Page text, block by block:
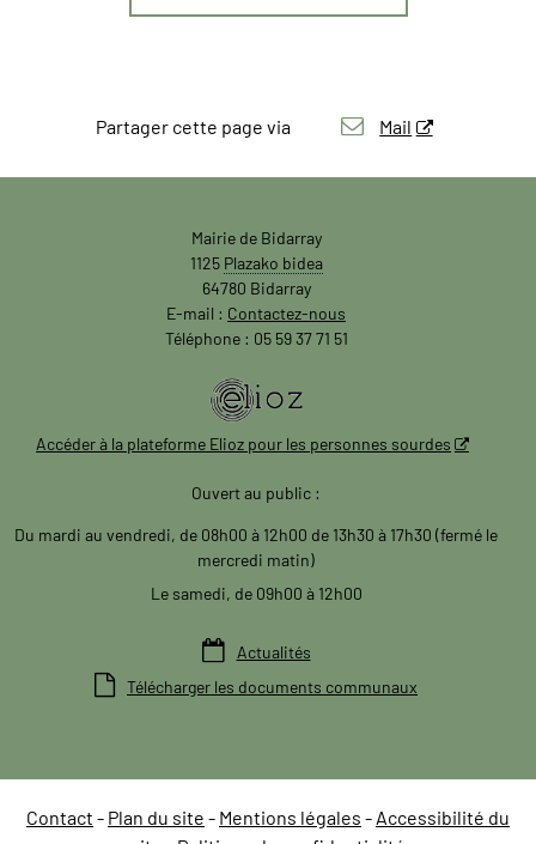
Partager cette page via Mail
Mairie de Bidarray
1125 Plazako bidea
64780 Bidarray
E-mail : Contactez-nous
Téléphone : 05 59 37 71 51
Accéder à la plateforme Elioz pour les personnes sourdes
Ouvert au public :
Du mardi au vendredi, de 08h00 à 12h00 de 13h30 à 17h30 (fermé le
mercredi matin)
Le samedi, de 09h00 à 12h00
 Actualités
 Télécharger les documents communaux
Contact Plan du site Mentions légales
Accessibilité du